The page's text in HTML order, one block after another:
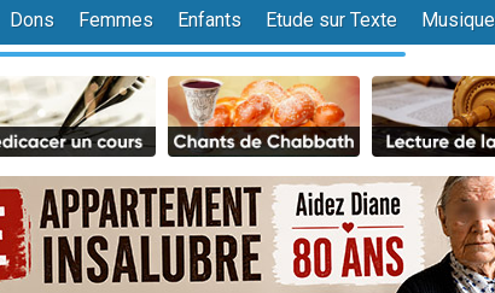
2 personnes viennent de nous rejoindre sur WhatsApp
13 personnes viennent de demander une bénédiction
30 personnes viennent de faire un don pour Sauvez la jambe de
Il reste 49 places pour étudier en groupe sur Zoom
12 nouvelles musiques dans Torah-Box Music
3 personnes viennent de nous rejoindre sur WhatsApp
2 personnes viennent de nous rejoindre sur WhatsApp
2 nouvelles musiques dans Torah-Box Music
Dons Femmes Enfants Etude sur Texte Musique